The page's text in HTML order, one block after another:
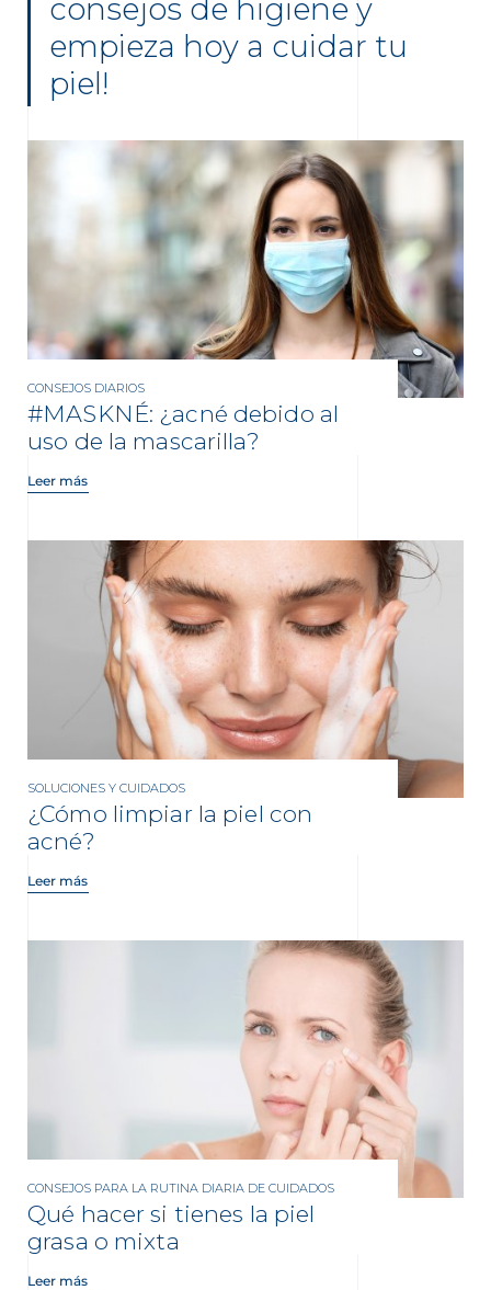
consejos de higiene y
empieza hoy a cuidar tu
piel!
CONSEJOS DIARIOS
#MASKNÉ: ¿acné debido al
uso de la mascarilla?
Leer más
SOLUCIONES Y CUIDADOS
¿Cómo limpiar la piel con
acné?
Leer más
CONSEJOS PARA LA RUTINA DIARIA DE CUIDADOS
Qué hacer si tienes la piel
grasa o mixta
Leer más